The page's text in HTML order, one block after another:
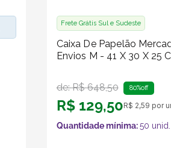
Frete Grátis Sul e Sudeste
Caixa De Papelão
Envios M - 41 X 30 X 25
de:R$ 648,50 80%off
R$ 129,50R$ 2,59 por
Quantidade mínima:50 unid.